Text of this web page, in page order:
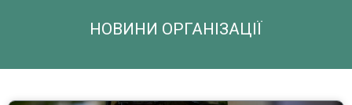
НОВИНИ ОРГАНІЗАЦІЇ